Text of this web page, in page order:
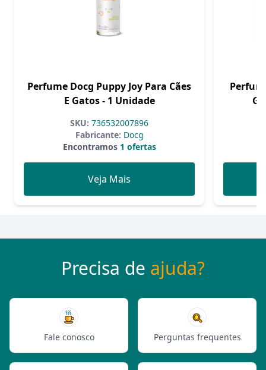
Perfume Docg Puppy Joy Para Cães
E Gatos - 1 Unidade
SKU: 736532007896
Fabricante: Docg
Encontramos1 ofertas
Veja Mais
Precisa de ajuda?
Fale conosco Perguntas frequentes